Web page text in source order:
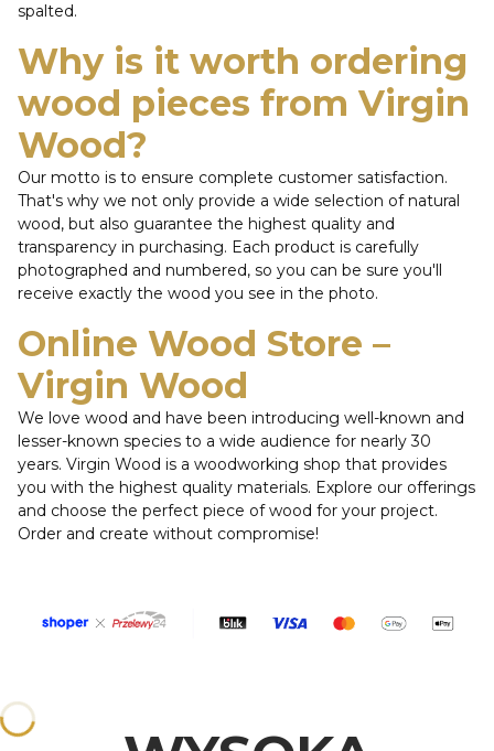
spalted.
Why is it worth ordering
wood pieces from Virgin
Wood?
Our motto is to ensure complete customer satisfaction.
That's why we not only provide a wide selection of natural
wood, but also guarantee the highest quality and
transparency in purchasing. Each product is carefully
photographed and numbered, so you can be sure you'll
receive exactly the wood you see in the photo.
Online Wood Store –
Virgin Wood
We love wood and have been introducing well-known and
lesser-known species to a wide audience for nearly 30
years. Virgin Wood is a woodworking shop that provides
you with the highest quality materials. Explore our offerings
and choose the perfect piece of wood for your project.
Order and create without compromise!